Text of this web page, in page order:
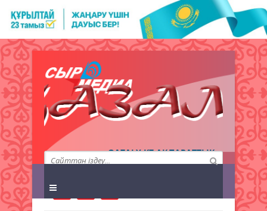
QAZALY.KZ АҚПАРАТТЫҚ
АГЕНТТІГІ